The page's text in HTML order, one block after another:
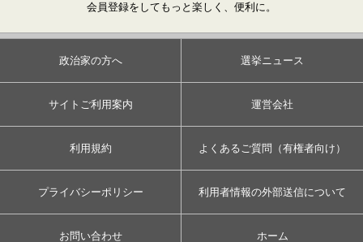
会員登録をしてもっと楽しく、便利に。
政治家の方へ 選挙ニュース
サイトご利用案内 運営会社
利用規約 よくあるご質問（有権者向け）
プライバシーポリシー 利用者情報の外部送信について
お問い合わせ ホーム